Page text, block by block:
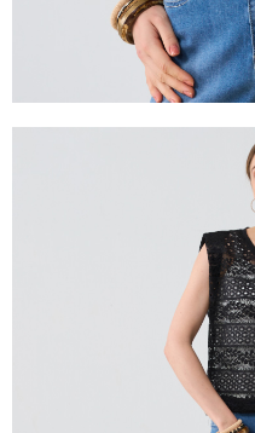
４．使用「AFTEE先享後付」時
時審查核予不同之上限額度；若仍
請求用戶進行身份認證。
５．嚴禁一人註冊多個帳號或使用